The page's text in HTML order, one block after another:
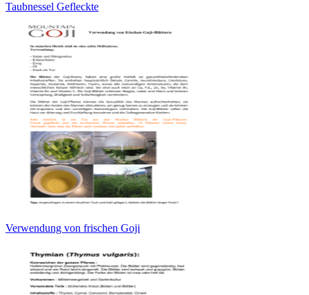
Taubnessel Gefleckte
Verwendung von frischen Goji